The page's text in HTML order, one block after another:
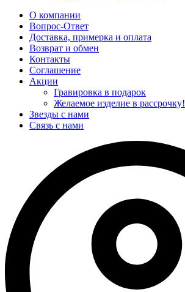
О компании
Вопрос-Ответ
Доставка, примерка и оплата
Возврат и обмен
Контакты
Соглашение
Акции
Гравировка в подарок
Желаемое изделие в рассрочку!
Звезды с нами
Связь с нами